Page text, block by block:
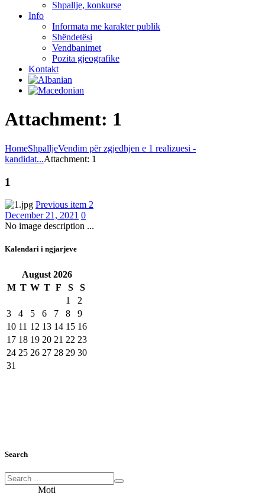
Shpallje, konkurse
Info
Informata me karakter publik
Shëndetësi
Vendbanimet
Pozita gjeografike
Kontakt
Attachment: 1
HomeShpalljeVendim për zgjedhjen e 1 realizuesi -
kandidat...Attachment: 1
1
Previous item 2
December 21, 2021 0
No image description ...
Kalendari i ngjarjeve
August 2026
M T W T F S
S
1
2
3
4 5 6 7 8
9
10 11 12 13 14 15 16
17 18 19 20 21 22 23
24 25 26 27 28 29 30
31
Search
Moti